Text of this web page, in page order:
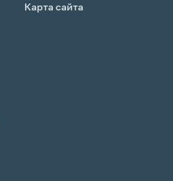
Карта сайта